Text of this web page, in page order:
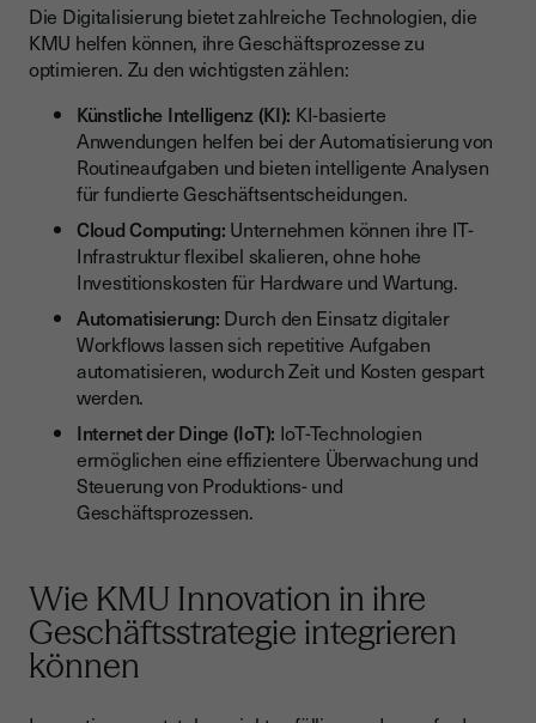
Die Digitalisierung bietet zahlreiche Technologien, die
KMU helfen können, ihre Geschäftsprozesse zu
optimieren. Zu den wichtigsten zählen:
Künstliche Intelligenz (KI): KI-basierte
Anwendungen helfen bei der Automatisierung von
Routineaufgaben und bieten intelligente Analysen
für fundierte Geschäftsentscheidungen.
Cloud Computing: Unternehmen können ihre IT-
Infrastruktur flexibel skalieren, ohne hohe
Investitionskosten für Hardware und Wartung.
Automatisierung: Durch den Einsatz digitaler
Workflows lassen sich repetitive Aufgaben
automatisieren, wodurch Zeit und Kosten gespart
werden.
Internet der Dinge (IoT): IoT-Technologien
ermöglichen eine effizientere Überwachung und
Steuerung von Produktions- und
Geschäftsprozessen.
Wie KMU Innovation in ihre
Geschäftsstrategie integrieren
können